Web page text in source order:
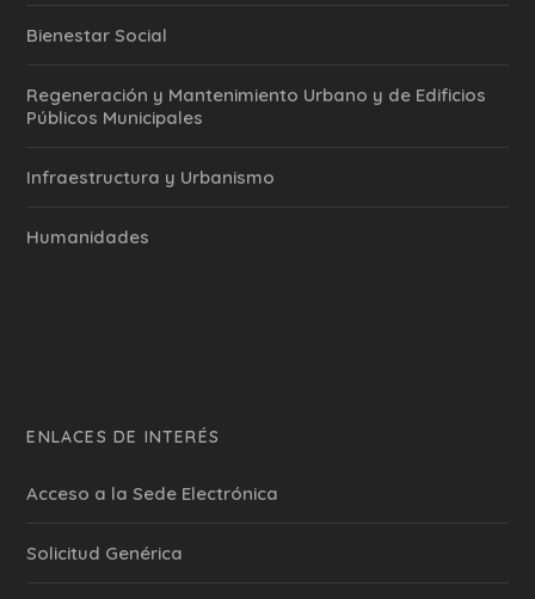
Bienestar Social
Regeneración y Mantenimiento Urbano y de Edificios
Públicos Municipales
Infraestructura y Urbanismo
Humanidades
ENLACES DE INTERÉS
Acceso a la Sede Electrónica
Solicitud Genérica